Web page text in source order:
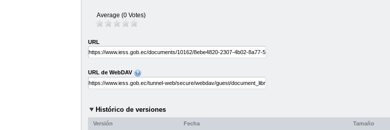
Average (0 Votes)
URL
URL de WebDAV
Histórico de versiones
Versión Fecha Tamaño